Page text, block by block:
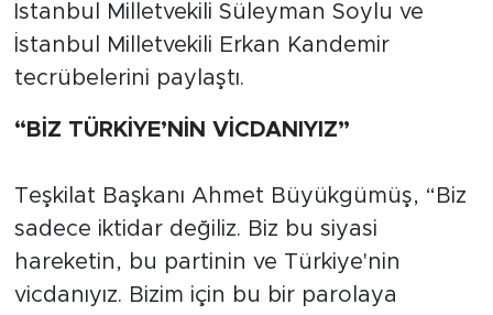
İstanbul Milletvekili Süleyman Soylu ve
İstanbul Milletvekili Erkan Kandemir
tecrübelerini paylaştı.
“BİZ TÜRKİYE’NİN VİCDANIYIZ”
Teşkilat Başkanı Ahmet Büyükgümüş, “Biz
sadece iktidar değiliz. Biz bu siyasi
hareketin, bu partinin ve Türkiye'nin
vicdanıyız. Bizim için bu bir parolaya